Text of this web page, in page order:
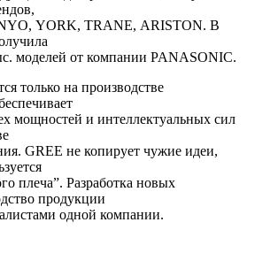
, YORK, TRANE, ARISTON. В
моделей от компании PANASONIC.
только на производстве
мощностей и интеллектуальных сил
GREE не копирует чужие идеи,
плеча”. Разработка новых
продукции
одной компании.